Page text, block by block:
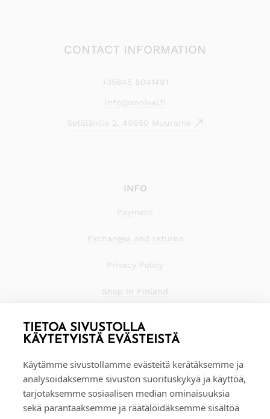
TIETOA SIVUSTOLLA
KÄYTETYISTÄ EVÄSTEISTÄ
Käytämme sivustollamme evästeitä kerätäksemme ja
analysoidaksemme sivuston suorituskykyä ja käyttöä,
tarjotaksemme sosiaalisen median ominaisuuksia
sekä parantaaksemme ja räätälöidäksemme sisältöä
CONTACT INFORMATION
+35845 8041481
info@annival.fi
Setäläntie 2, 40950 Muurame
INFO
Payment
Exchanges and returns
Privacy Policy
Shop in Finland